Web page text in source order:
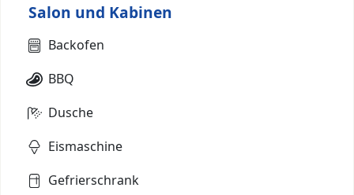
Salon und Kabinen
Backofen
BBQ
Dusche
Eismaschine
Gefrierschrank